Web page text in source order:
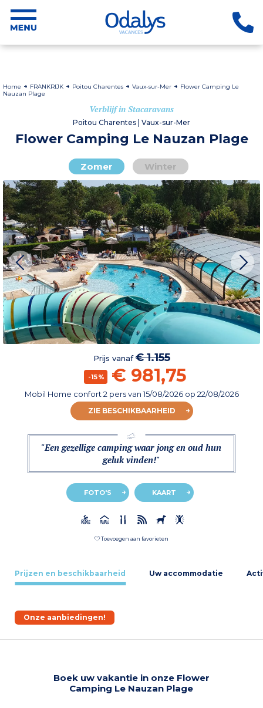
Home FRANKRIJK Poitou Charentes Vaux-sur-Mer
Flower Camping Le
Nauzan Plage
Verblijf in Stacaravans
Poitou Charentes | Vaux-sur-Mer
Flower Camping Le Nauzan Plage
Zomer Winter
Prijs vanaf€ 1.155
-15% € 981,75
Mobil Home confort 2 persvan15/08/2026op 22/08/2026
ZIE BESCHIKBAARHEID
"Een gezellige camping waar jong en oud hun
geluk vinden!"
FOTO'S KAART
Toevoegen aan favorieten
Prijzen en beschikbaarheid Uw accommodatie
Onze aanbiedingen!
Boek uw vakantie in onze Flower
Camping Le Nauzan Plage